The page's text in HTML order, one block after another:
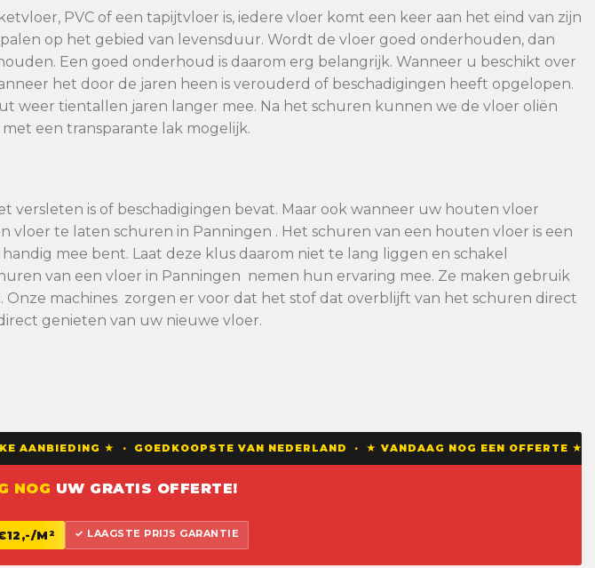
PVC of een tapijtvloer is, iedere vloer komt een keer aan het eind van zijn
op het gebied van levensduur. Wordt de vloer goed onderhouden, dan
Een goed onderhoud is daarom erg belangrijk. Wanneer u beschikt over
het door de jaren heen is verouderd of beschadigingen heeft opgelopen.
weer tientallen jaren langer mee. Na het schuren kunnen we de vloer oliën
een transparante lak mogelijk.
is of beschadigingen bevat. Maar ook wanneer uw houten vloer
te laten schuren in Panningen . Het schuren van een houten vloer is een
mee bent. Laat deze klus daarom niet te lang liggen en schakel
van een vloer in Panningen nemen hun ervaring mee. Ze maken gebruik
machines zorgen er voor dat het stof dat overblijft van het schuren direct
genieten van uw nieuwe vloer.
★ · GOEDKOOPSTE VAN NEDERLAND · ★ VANDAAG NOG EEN OFFERTE
NOG UW GRATIS OFFERTE!
M² ✓ LAAGSTE PRIJS GARANTIE